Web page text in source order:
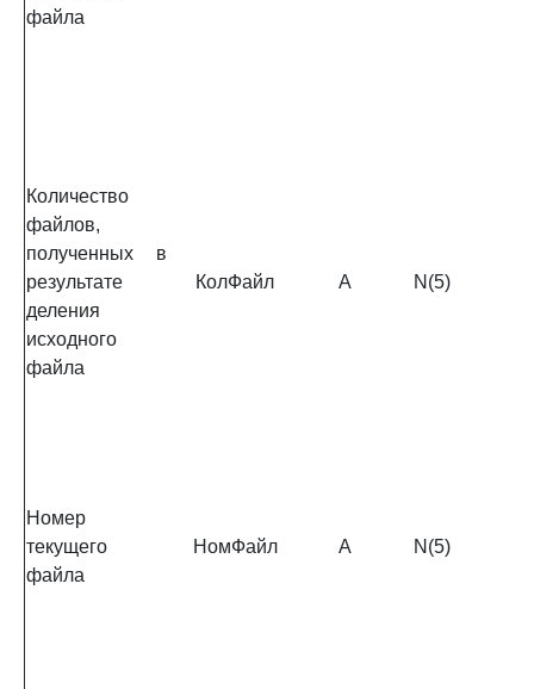
файла
Количество
файлов,
полученных в
результате
деления
исходного
файла
КолФайл А N(5)
Номер
текущего
файла
НомФайл А N(5)